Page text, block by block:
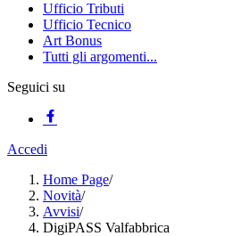
Ufficio Tributi
Ufficio Tecnico
Art Bonus
Tutti gli argomenti...
Seguici su
Accedi
Home Page/
Novità/
Avvisi/
DigiPASS Valfabbrica